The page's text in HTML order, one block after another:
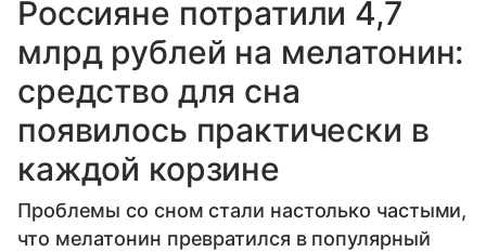
Россияне потратили 4,7
млрд рублей на мелатонин:
средство для сна
появилось практически в
каждой корзине
Проблемы со сном стали настолько частыми,
что мелатонин превратился в популярный